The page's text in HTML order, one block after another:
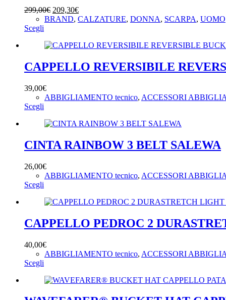
possono
essere
scelte
nella
pagina
prodotto
299,00€ Il
prezzo
299,00€.
209,30€Il
prezzo
209,30€.
BRAND, CALZATURE, DONNA, SCARPA, UOMO
Scegli
ha
varianti.
Le
possono
essere
scelte
nella
pagina
prodotto
CAPPELLO REVERSIBILE
39,00€
ABBIGLIAMENTO tecnico, ACCESSORI
Scegli
ha
varianti.
Le
possono
essere
scelte
nella
pagina
prodotto
CINTA RAINBOW 3 BELT SALEWA
26,00€
ABBIGLIAMENTO tecnico, ACCESSORI
Scegli
ha
varianti.
Le
possono
essere
scelte
nella
pagina
CAPPELLO PEDROC 2
40,00€
ABBIGLIAMENTO tecnico, ACCESSORI
Scegli
ha